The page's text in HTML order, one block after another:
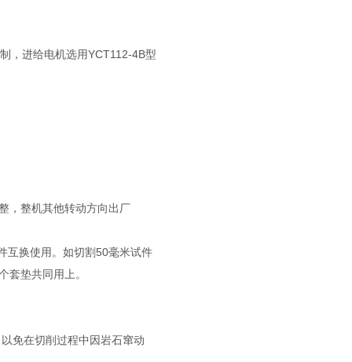
，进给电机选用YCT112-4B型
，整机其他转动方向出厂
换使用。如切割50毫米试件
套垫共同用上。
免在切削过程中因岩石窜动